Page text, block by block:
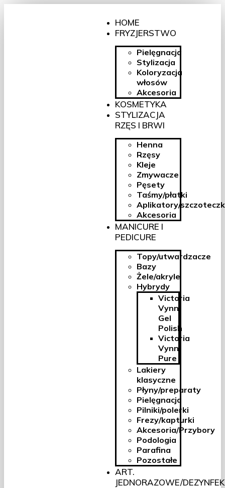
HOME
FRYZJERSTWO
Pielęgnacja
Stylizacja
Koloryzacja
włosów
Akcesoria
KOSMETYKA
STYLIZACJA
RZĘS I BRWI
Henna
Rzęsy
Kleje
Zmywacze
Pęsety
Taśmy/płatki
Aplikatory/
Akcesoria
MANICURE I
PEDICURE
Topy/utwardzacze
Bazy
Żele/akryle
Hybrydy
Victoria
Vynn
Gel
Polish
Victoria
Vynn
Pure
Lakiery
klasyczne
Płyny/preparaty
Pielęgnacja
Pilniki/polerki
Frezy/kapturki
Akcesoria/Przybory
Podologia
Parafina
Pozostałe
ART.
JEDNORAZOWE/